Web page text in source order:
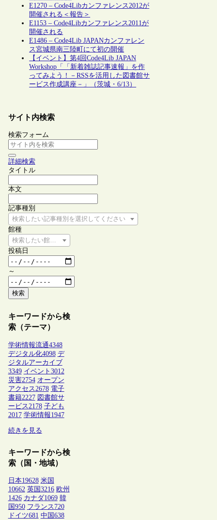
E1270 – Code4Libカンファレンス2012が
開催される＜報告＞
E1153 – Code4Libカンファレンス2011が
開催される
E1486 – Code4Lib JAPANカンファレン
ス宮城県南三陸町にて初の開催
【イベント】第4回Code4Lib JAPAN
Workshop「「新着雑誌記事速報」を作
ってみよう！－RSSを活用した図書館サ
ービス作成講座－」（茨城・6/13）
サイト内検索
検索フォーム
詳細検索
タイトル
本文
記事種別
検索したい記事種別を選択してください
館種
検索したい館種を選択してください
投稿日
～
検索
キーワードから検
索（テーマ）
学術情報流通4348
デジタル化4098 デ
ジタルアーカイブ
3349 イベント 3012
災害2754 オープン
アクセス 2678 電子
書籍2227 図書館サ
ービス 2178 子ども
2017 学術情報1947
続きを見る
キーワードから検
索（国・地域）
日本19628 米国
10662 英国 3216 欧州
1426 カナダ1069 韓
国 950 フランス 720
ドイツ681 中国 638